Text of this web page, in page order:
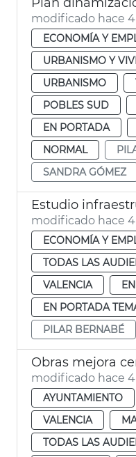
modificado hace
ECONOMÍA Y
URBANISMO Y
URBANISMO
POBLES SUD
EN PORTADA
NORMAL
SANDRA GÓMEZ
modificado hace
ECONOMÍA Y
TODAS LAS
VALENCIA
EN PORTADA
PILAR BERNABÉ
Obras mejora
modificado hace
AYUNTAMIENTO
VALENCIA
TODAS LAS